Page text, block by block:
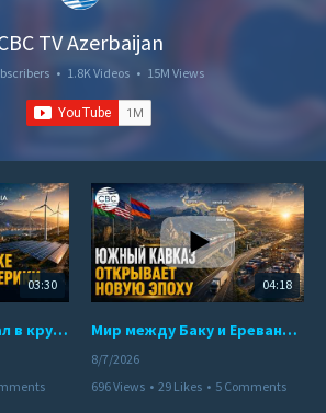
TV Azerbaijan
• 1.8K Videos • 15M Views
03:30
SOFAZ инвестировал в крупнейшего независимого производителя электроэнергии Перу
04:18
Мир между Баку и Ереваном запускает крупные логистические проекты
8/7/2026
696 Views • 29 Likes • 5 Comments